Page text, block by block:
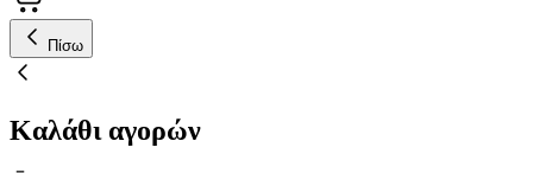
Πίσω
Καλάθι αγορών